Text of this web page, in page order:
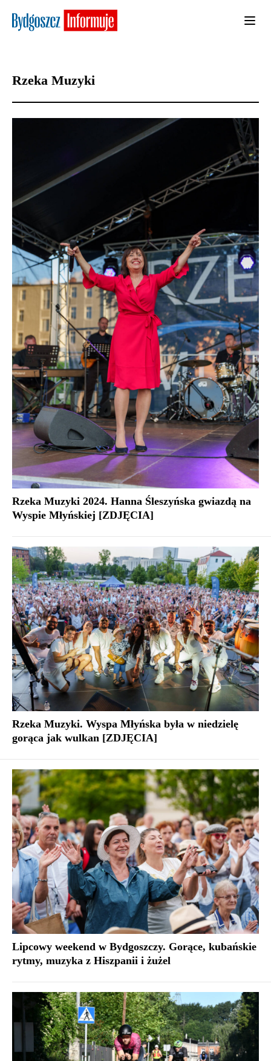
Rzeka Muzyki
Rzeka Muzyki 2024. Hanna Śleszyńska gwiazdą na
Wyspie Młyńskiej [ZDJĘCIA]
Rzeka Muzyki. Wyspa Młyńska była w niedzielę
gorąca jak wulkan [ZDJĘCIA]
Lipcowy weekend w Bydgoszczy. Gorące, kubańskie
rytmy, muzyka z Hiszpanii i żużel